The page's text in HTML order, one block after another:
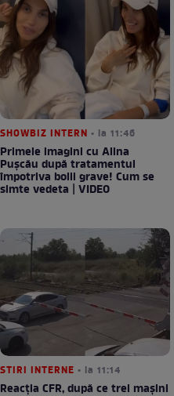
SHOWBIZ INTERN • la 11:46
Primele imagini cu Alina
Pușcău după tratamentul
împotriva bolii grave! Cum se
simte vedeta | VIDEO
STIRI INTERNE • la 11:14
Reacția CFR, după ce trei mașini